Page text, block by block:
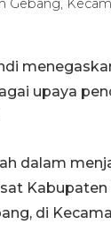
Gebang,
upaya
dalam
di